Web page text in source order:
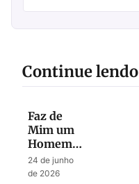
Continue lendo
Faz de
Mim um
Homem
Segundo
o Teu
24 de junho
de 2026